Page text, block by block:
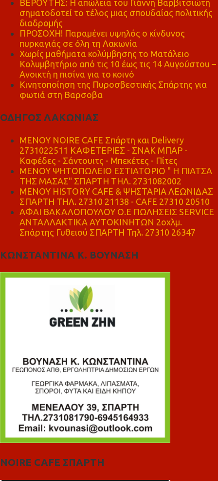
ΒΕΡΟΥΤΗΣ: Η απώλεια του Γιάννη Βαρβιτσιώτη
σηματοδοτεί το τέλος μιας σπουδαίας πολιτικής
διαδρομής
ΠΡΟΣΟΧΗ! Παραμένει υψηλός ο κίνδυνος
πυρκαγιάς σε όλη τη Λακωνία
Χωρίς μαθήματα κολύμβησης το Ματάλειο
Κολυμβητήριο από τις 10 έως τις 14 Αυγούστου –
Ανοικτή η πισίνα για το κοινό
Κινητοποίηση της Πυροσβεστικής Σπάρτης για
φωτιά στη Βαρσοβα
ΟΔΗΓΟΣ ΛΑΚΩΝΙΑΣ
MENOY NOIRE CAFE Σπάρτη και Delivery
2731022511 ΚΑΦΕΤΕΡΙΕΣ - ΣΝΑΚ ΜΠΑΡ -
Καφέδες - Σάντουιτς - Μπεκέτες - Πίτες
ΜΕΝΟΥ ΨΗΤΟΠΩΛΕΙΟ ΕΣΤΙΑΤΟΡΙΟ " Η ΠΙΑΤΣΑ
ΤΗΣ ΜΑΣΑΣ" ΣΠΑΡΤΗ ΤΗΛ. 2731082002
ΜΕΝΟΥ HISTORY CAFE & ΨΗΣΤΑΡΙΑ ΛΕΩΝΙΔΑΣ
ΣΠΑΡΤΗ ΤΗΛ. 27310 21138 - CAFE 27310 20510
ΑΦΑΙ ΒΑΚΑΛΟΠΟΥΛΟΥ Ο.Ε ΠΩΛΗΣΕΙΣ SERVICE
ΑΝΤΑΛΛΑΚΤΙΚΑ ΑΥΤΟΚΙΝΗΤΩΝ 2οχλμ.
Σπάρτης Γυθειού ΣΠΑΡΤΗ Τηλ. 27310 26347
ΚΩΝΣΤΑΝΤΙΝΑ Κ. ΒΟΥΝΑΣΗ
NOIRE CAFE ΣΠΑΡΤΗ